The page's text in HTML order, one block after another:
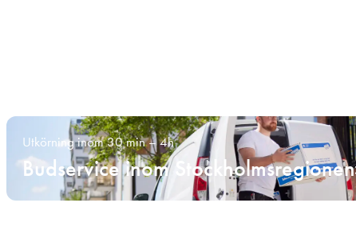
Utkörning inom 30 min – 4h
Budservice inom Stockholmsregionen